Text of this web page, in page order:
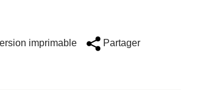
imprimable Partager